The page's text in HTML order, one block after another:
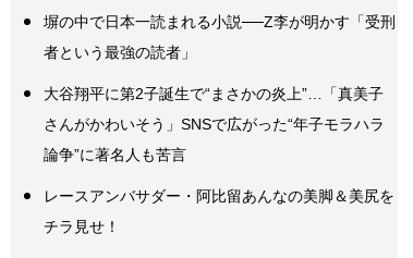
塀の中で日本一読まれる小説──Z李が明かす「受刑
者という最強の読者」
大谷翔平に第2子誕生で“まさかの炎上”…「真美子
さんがかわいそう」SNSで広がった“年子モラハラ
論争”に著名人も苦言
レースアンバサダー・阿比留あんなの美脚＆美尻を
チラ見せ！